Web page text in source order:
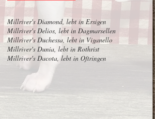
Millriver's Diamond, lebt in Ersigen
Millriver's Delios, lebt in Dagmarsellen
Millriver's Duchessa, lebt in Viganello
Millriver's Dunia, lebt in Rothrist
Millriver's Dacota, lebt in Oftringen